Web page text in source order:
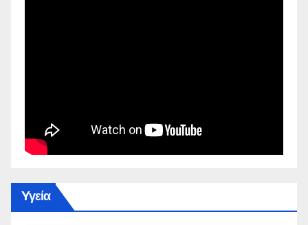
Yγεία